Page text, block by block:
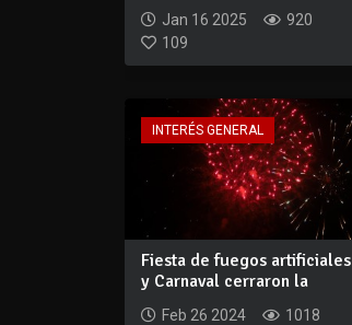
Jan 16 2025
920
109
INTERÉS GENERAL
Fiesta de fuegos artificiales
y Carnaval cerraron la
Feb 26 2024
1018